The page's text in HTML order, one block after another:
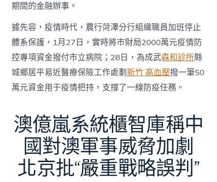
期間的金融辦事。
據先容，疫情時代，農行菏澤分行組織職員加班停止
體系保護，1月27日，實時將市財局2000萬元疫情防
控專項資金撥付市立病院；28日，為成武森和診所縣
城鄉居平易近醫療保險工作處劃新竹 高血壓撥一筆50
萬元資金用于疫情把持，支撐了一線防疫任務。
澳億嵐系統櫃智庫稱中
國對澳軍事威脅加劇
北京批“嚴重戰略誤判”